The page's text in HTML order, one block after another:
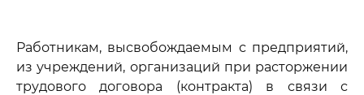
Работникам, высвобождаемым с предприятий,
из учреждений, организаций при расторжении
трудового договора (контракта) в связи с